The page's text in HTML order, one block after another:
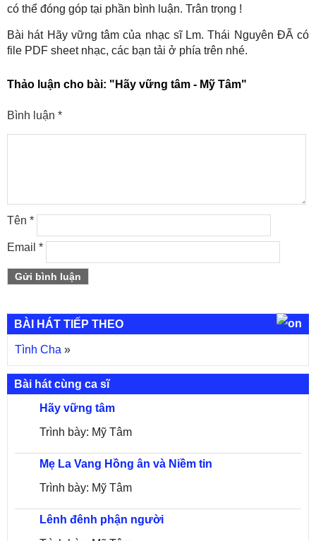
có thể đóng góp tại phần bình luận. Trân trọng !
Bài hát Hãy vững tâm của nhạc sĩ Lm. Thái Nguyên ĐÃ có
file PDF sheet nhạc, các bạn tải ở phía trên nhé.
Thảo luận cho bài: "Hãy vững tâm - Mỹ Tâm"
Bình luận *
Tên *
Email *
BÀI HÁT TIẾP THEO
Tình Cha »
Bài hát cùng ca sĩ
Hãy vững tâm
Trình bày: Mỹ Tâm
Mẹ La Vang Hồng ân và Niềm tin
Trình bày: Mỹ Tâm
Lênh đênh phận người